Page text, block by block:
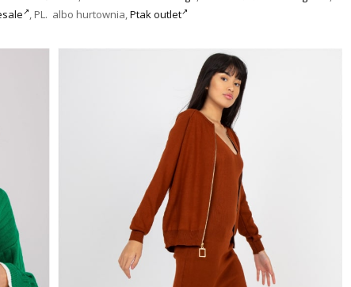
, PL. albo hurtownia,Ptak outlet